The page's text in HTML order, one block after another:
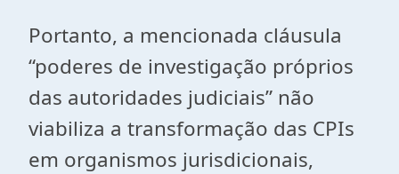
Portanto, a mencionada cláusula
“poderes de investigação próprios
das autoridades judiciais” não
viabiliza a transformação das CPIs
em organismos jurisdicionais,